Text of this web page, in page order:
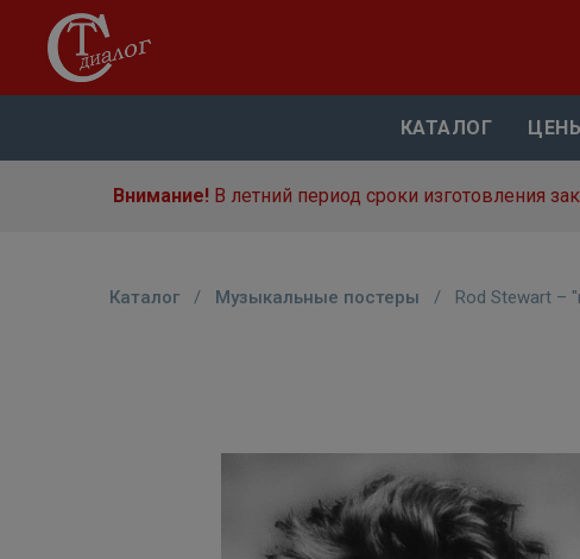
КАТАЛОГ
Внимание! В летний период сроки изготовления
Каталог / Музыкальные постеры / Rod Stewart –